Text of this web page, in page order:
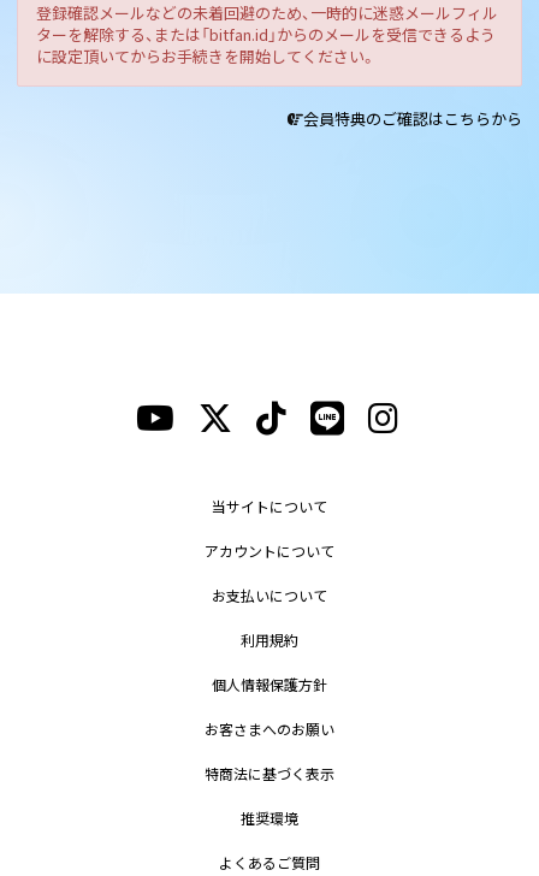
登録確認メールなどの未着回避のため、一時的に迷惑メールフィル
ターを解除する、または「bitfan.id」からのメールを受信できるよう
に設定頂いてからお手続きを開始してください。
会員特典のご確認はこちらから
当サイトについて
アカウントについて
お支払いについて
利用規約
個人情報保護方針
お客さまへのお願い
特商法に基づく表示
推奨環境
よくあるご質問